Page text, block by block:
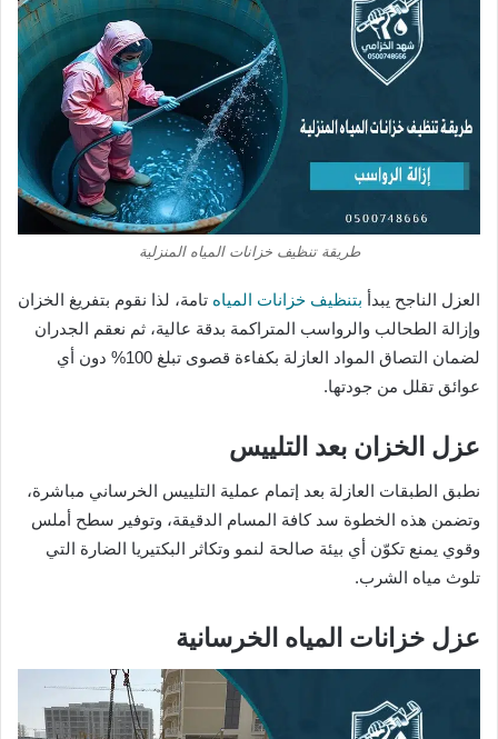
طريقة تنظيف خزانات المياه المنزلية
العزل الناجح يبدأ بتنظيف خزانات المياه تامة، لذا نقوم بتفريغ الخزان
وإزالة الطحالب والرواسب المتراكمة بدقة عالية، ثم نعقم الجدران
لضمان التصاق المواد العازلة بكفاءة قصوى تبلغ 100% دون أي
عوائق تقلل من جودتها.
عزل الخزان بعد التلييس
نطبق الطبقات العازلة بعد إتمام عملية التلييس الخرساني مباشرة،
وتضمن هذه الخطوة سد كافة المسام الدقيقة، وتوفير سطح أملس
وقوي يمنع تكوّن أي بيئة صالحة لنمو وتكاثر البكتيريا الضارة التي
تلوث مياه الشرب.
عزل خزانات المياه الخرسانية